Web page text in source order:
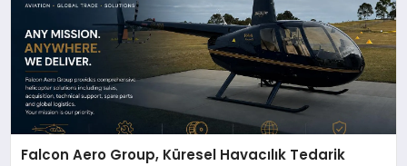
Falcon Aero Group, Küresel Havacılık Tedarik